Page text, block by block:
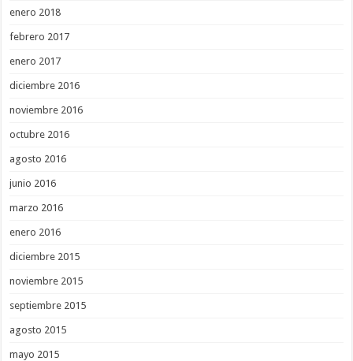
enero 2018
febrero 2017
enero 2017
diciembre 2016
noviembre 2016
octubre 2016
agosto 2016
junio 2016
marzo 2016
enero 2016
diciembre 2015
noviembre 2015
septiembre 2015
agosto 2015
mayo 2015